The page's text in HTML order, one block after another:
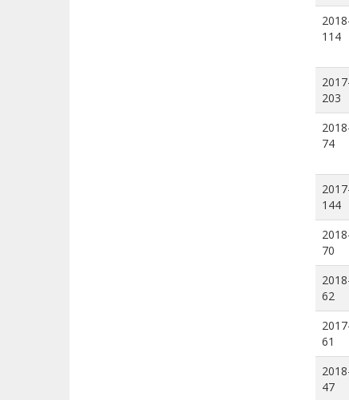
114
203
74
144
70
62
61
47